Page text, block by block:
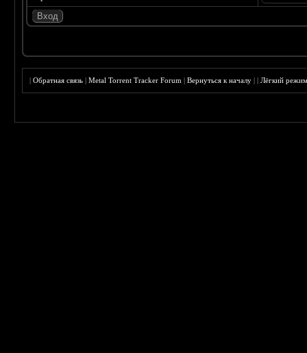
|Обратная связь |Metal Torrent Tracker Forum |Вернуться к началу ||Лёгкий